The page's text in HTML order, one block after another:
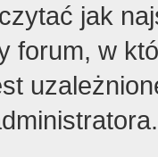
jak
forum, w